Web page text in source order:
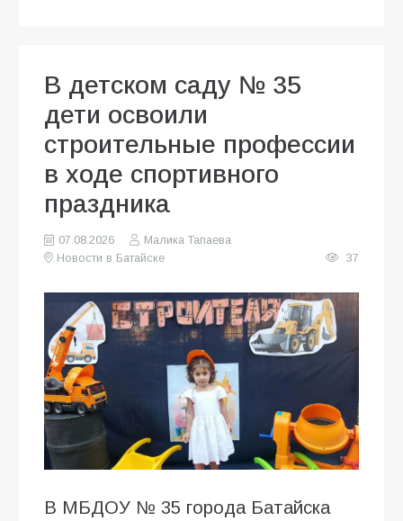
В детском саду № 35
дети освоили
строительные профессии
в ходе спортивного
праздника
07.08.2026
Малика Тапаева
Новости в Батайске
37
В МБДОУ № 35 города Батайска